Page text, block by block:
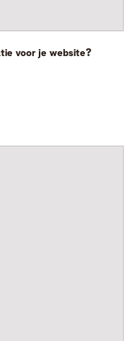
voor je website?